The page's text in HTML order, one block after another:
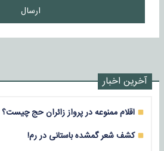
ارسال
آخرین اخبار
اقلام ممنوعه در پرواز زائران حج چیست؟
کشف شعر گمشده باستانی در رم!